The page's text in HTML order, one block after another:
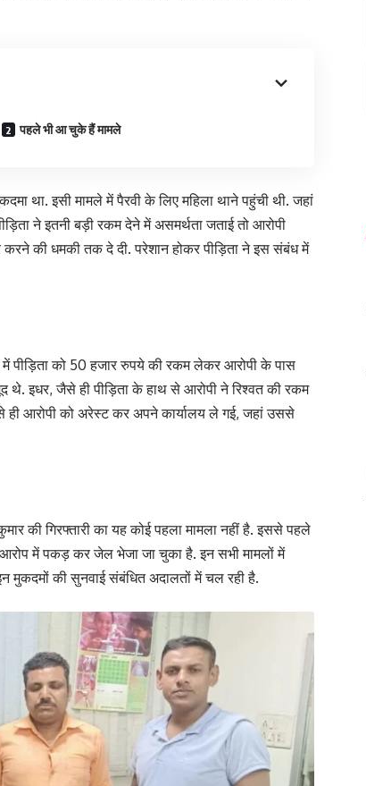
पहले भी आ चुके हैं मामले
था. इसी मामले में पैरवी के लिए महिला थाने पहुंची थी. जहां
ने इतनी बड़ी रकम देने में असमर्थता जताई तो आरोपी
की धमकी तक दे दी. परेशान होकर पीड़िता ने इस संबंध में
पीड़िता को 50 हजार रुपये की रकम लेकर आरोपी के पास
थे. इधर, जैसे ही पीड़िता के हाथ से आरोपी ने रिश्वत की रकम
ही आरोपी को अरेस्ट कर अपने कार्यालय ले गई, जहां उससे
की गिरफ्तारी का यह कोई पहला मामला नहीं है. इससे पहले
आरोप में पकड़ कर जेल भेजा जा चुका है. इन सभी मामलों में
मुकदमों की सुनवाई संबंधित अदालतों में चल रही है.